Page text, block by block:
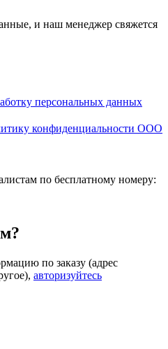
и наш менеджер свяжется
персональных данных
конфиденциальности ООО
по бесплатному номеру:
по заказу (адрес
авторизуйтесь